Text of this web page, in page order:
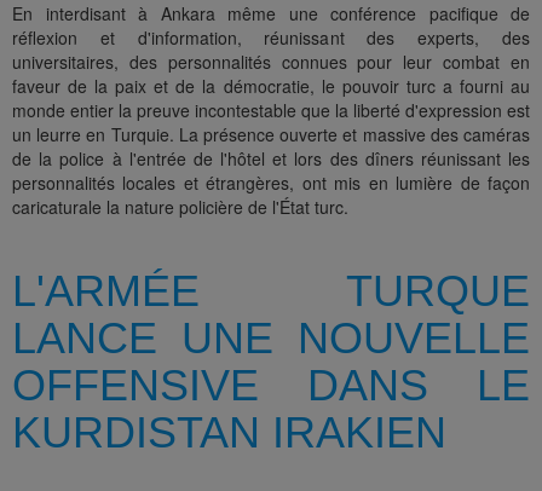
En interdisant à Ankara même une conférence pacifique de
réflexion et d'information, réunissant des experts, des
universitaires, des personnalités connues pour leur combat en
faveur de la paix et de la démocratie, le pouvoir turc a fourni au
monde entier la preuve incontestable que la liberté d'expression est
un leurre en Turquie. La présence ouverte et massive des caméras
de la police à l'entrée de l'hôtel et lors des dîners réunissant les
personnalités locales et étrangères, ont mis en lumière de façon
caricaturale la nature policière de l'État turc.
L'ARMÉE TURQUE
LANCE UNE NOUVELLE
OFFENSIVE DANS LE
KURDISTAN IRAKIEN